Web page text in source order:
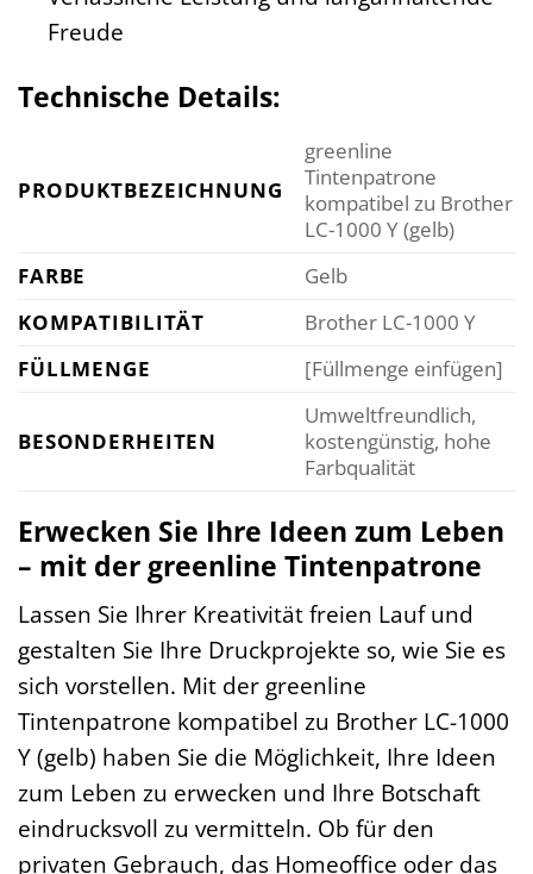
Freude
Technische Details:
PRODUKTBEZEICHNUNG
greenline
Tintenpatrone
kompatibel zu Brother
LC-1000 Y (gelb)
FARBE
Gelb
KOMPATIBILITÄT
Brother LC-1000 Y
FÜLLMENGE
[Füllmenge einfügen]
BESONDERHEITEN
Umweltfreundlich,
kostengünstig, hohe
Farbqualität
Erwecken Sie Ihre Ideen zum Leben
– mit der greenline Tintenpatrone
Lassen Sie Ihrer Kreativität freien Lauf und
gestalten Sie Ihre Druckprojekte so, wie Sie es
sich vorstellen. Mit der greenline
Tintenpatrone kompatibel zu Brother LC-1000
Y (gelb) haben Sie die Möglichkeit, Ihre Ideen
zum Leben zu erwecken und Ihre Botschaft
eindrucksvoll zu vermitteln. Ob für den
privaten Gebrauch, das Homeoffice oder das